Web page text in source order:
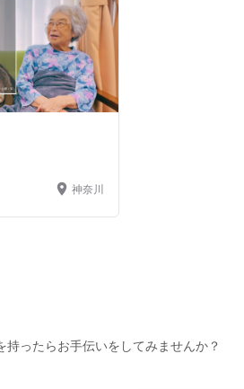
合奏をやっていた時のものです。
神奈川
持ったらお手伝いをしてみませんか？